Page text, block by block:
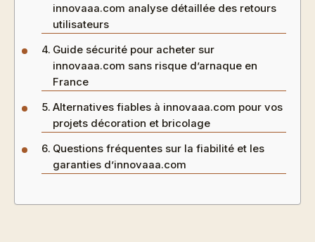
innovaaa.com analyse détaillée des retours
utilisateurs
Guide sécurité pour acheter sur
innovaaa.com sans risque d’arnaque en
France
Alternatives fiables à innovaaa.com pour vos
projets décoration et bricolage
Questions fréquentes sur la fiabilité et les
garanties d’innovaaa.com